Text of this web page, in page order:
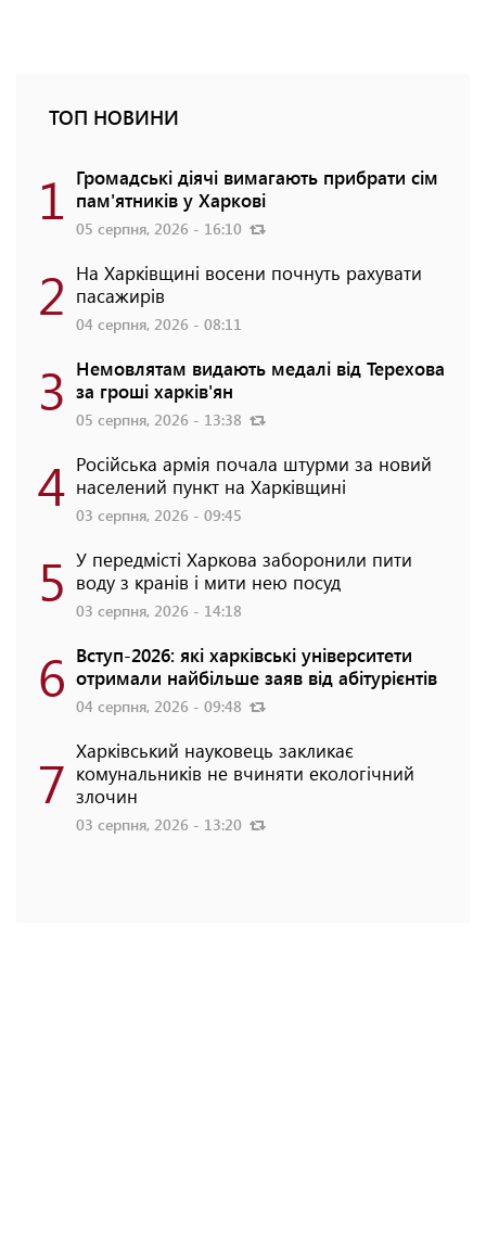
ТОП НОВИНИ
1 Громадські діячі вимагають прибрати сім
пам'ятників у Харкові
05 серпня, 2026 - 16:10
2 На Харківщині восени почнуть рахувати
пасажирів
04 серпня, 2026 - 08:11
3 Немовлятам видають медалі від Терехова
за гроші харків'ян
05 серпня, 2026 - 13:38
4 Російська армія почала штурми за новий
населений пункт на Харківщині
03 серпня, 2026 - 09:45
5 У передмісті Харкова заборонили пити
воду з кранів і мити нею посуд
03 серпня, 2026 - 14:18
6 Вступ-2026: які харківські університети
отримали найбільше заяв від абітурієнтів
04 серпня, 2026 - 09:48
7 Харківський науковець закликає
комунальників не вчиняти екологічний
злочин
03 серпня, 2026 - 13:20